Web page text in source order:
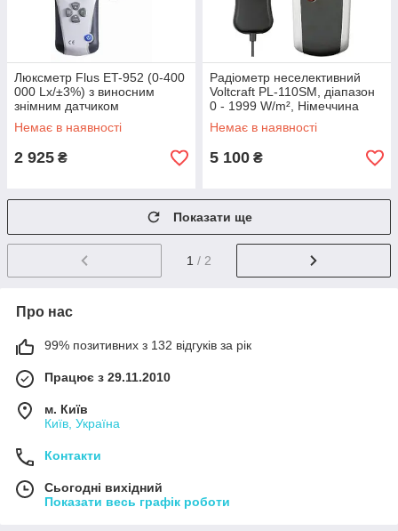
Люксметр Flus ET-952 (0-400
000 Lx/±3%) з виносним
знімним датчиком
Немає в наявності
2 925 ₴
Радіометр неселективний
Voltcraft PL-110SM, діапазон
0 - 1999 W/m², Німеччина
Немає в наявності
5 100 ₴
Показати ще
1 / 2
Про нас
99% позитивних з 132 відгуків за рік
Працює з 29.11.2010
м. Київ
Київ, Україна
Контакти
Сьогодні вихідний
Показати весь графік роботи